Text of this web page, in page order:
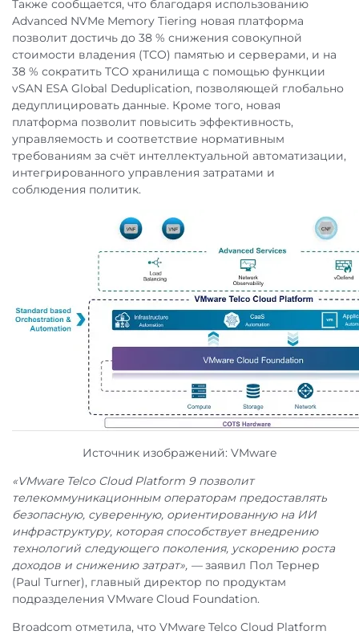
Также сообщается, что благодаря использованию
Advanced NVMe Memory Tiering новая платформа
позволит достичь до 38 % снижения совокупной
стоимости владения (TCO) памятью и серверами, и на
38 % сократить TCO хранилища с помощью функции
vSAN ESA Global Deduplication, позволяющей глобально
дедуплицировать данные. Кроме того, новая
платформа позволит повысить эффективность,
управляемость и соответствие нормативным
требованиям за счёт интеллектуальной автоматизации,
интегрированного управления затратами и
соблюдения политик.
Источник изображений: VMware
«VMware Telco Cloud Platform 9 позволит
телекоммуникационным операторам предоставлять
безопасную, суверенную, ориентированную на ИИ
инфраструктуру, которая способствует внедрению
технологий следующего поколения, ускорению роста
доходов и снижению затрат», —заявил Пол Тернер
(Paul Turner), главный директор по продуктам
подразделения VMware Cloud Foundation.
Broadcom отметила, что VMware Telco Cloud Platform